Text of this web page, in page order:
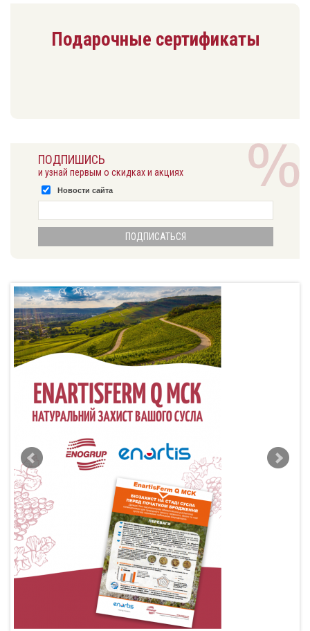
Подарочные сертификаты
ПОДПИШИСЬ
и узнай первым о скидках и акциях
Новости сайта